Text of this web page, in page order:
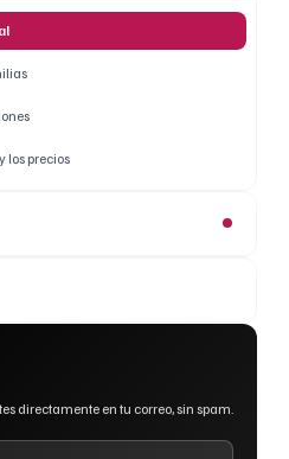
los precios
directamente en tu correo, sin spam.